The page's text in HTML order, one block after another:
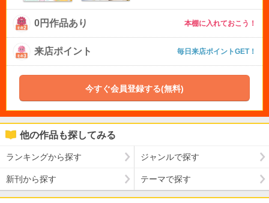
0円作品あり 本棚に入れておこう！
来店ポイント 毎日来店ポイントGET！
今すぐ会員登録する(無料)
他の作品も探してみる
ランキングから探す ジャンルで探す
新刊から探す テーマで探す